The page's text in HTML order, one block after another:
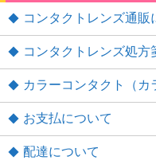
コンタクトレンズ通販
コンタクトレンズ処方
カラーコンタクト（カ
お支払について
配達について